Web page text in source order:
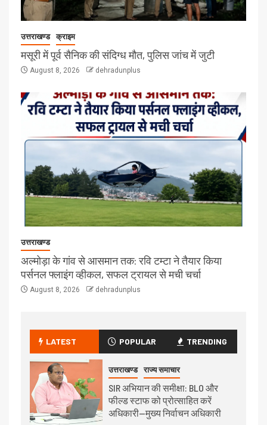
उत्तराखण्ड क्राइम
मसूरी में पूर्व सैनिक की संदिग्ध मौत, पुलिस जांच में जुटी
August 8, 2026 dehradunplus
उत्तराखण्ड
अल्मोड़ा के गांव से आसमान तक: रवि टम्टा ने तैयार किया
पर्सनल फ्लाइंग व्हीकल, सफल ट्रायल से मची चर्चा
August 8, 2026 dehradunplus
LATEST POPULAR TRENDING
उत्तराखण्ड राज्य समाचार
SIR अभियान की समीक्षा: BLO और
फील्ड स्टाफ को प्रोत्साहित करें
अधिकारी—मुख्य निर्वाचन अधिकारी